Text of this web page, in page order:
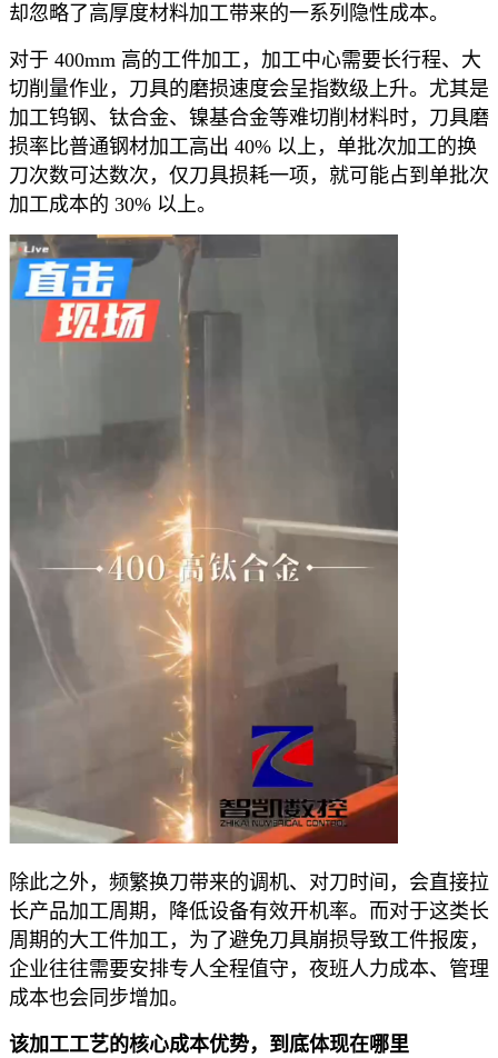
却忽略了高厚度材料加工带来的一系列隐性成本。
对于 400mm 高的工件加工，加工中心需要长行程、大
切削量作业，刀具的磨损速度会呈指数级上升。尤其是
加工钨钢、钛合金、镍基合金等难切削材料时，刀具磨
损率比普通钢材加工高出 40% 以上，单批次加工的换
刀次数可达数次，仅刀具损耗一项，就可能占到单批次
加工成本的 30% 以上。
除此之外，频繁换刀带来的调机、对刀时间，会直接拉
长产品加工周期，降低设备有效开机率。而对于这类长
周期的大工件加工，为了避免刀具崩损导致工件报废，
企业往往需要安排专人全程值守，夜班人力成本、管理
成本也会同步增加。
该加工工艺的核心成本优势，到底体现在哪里